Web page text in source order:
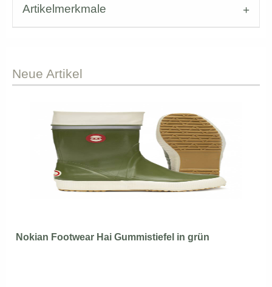
Artikelmerkmale
Neue Artikel
Nokian Footwear Hai Gummistiefel in grün